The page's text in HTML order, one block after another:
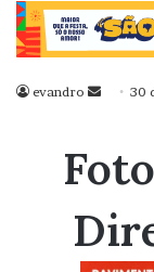
evandro
Mande
mail
30